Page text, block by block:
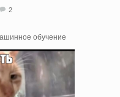
2
обучение